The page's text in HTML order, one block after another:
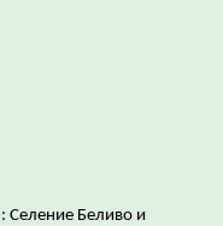
Селение Беливо и